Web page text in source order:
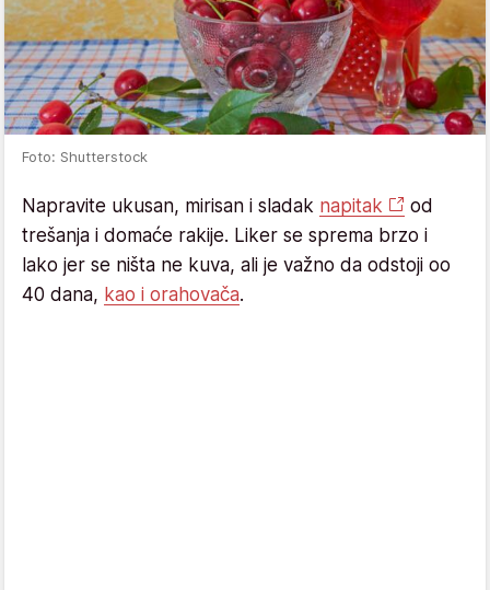
Foto: Shutterstock
Napravite ukusan, mirisan i sladak napitak
od
trešanja i domaće rakije. Liker se sprema brzo i
lako jer se ništa ne kuva, ali je važno da odstoji oo
40 dana, kao i orahovača.